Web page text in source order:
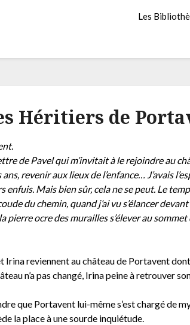
Les
Héritiers de
de Pavel qui m’invitait à le rejoindre au
revenir aux lieux de l’enfance… J’avais
enfuis. Mais bien sûr, cela ne se peut. Le
du chemin, quand j’ai vu s’élancer
pierre ocre des murailles s’élever au
Irina reviennent au château de Portavent
n’a pas changé, Irina peine à retrouver
que Portavent lui-même s’est chargé de
la place à une sourde inquiétude.